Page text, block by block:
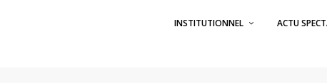
INSTITUTIONNEL ACTU